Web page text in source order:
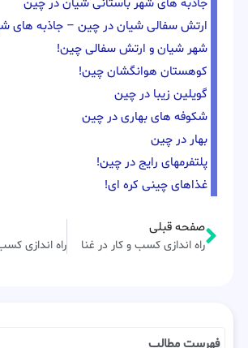
جاذبه های شهر باستانی شیان در چین
ارتش سفالی شیان در چین – جاذبه های
شهر شیان و ارتش سفالی چین!
کوهستان هوانگشان چین!
گویلین زیبا در چین
شکوفه های بهاری در چین
بهار در چین
پلتفرمهای رایج در چین!
غذاهای چینی کره ای!
صفحه قبلی
راه اندازی کسب و کار در غنا
فهرست مطالب